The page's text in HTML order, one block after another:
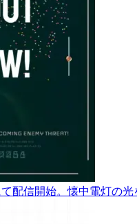
配信開始。懐中電灯の